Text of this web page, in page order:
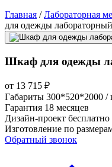
Главная / Лабораторная
для одежды
Шкаф для одежды
от 13 715 ₽
Габариты 300*520*2000 /
Гарантия 18 месяцев
Дизайн-проект бесплатно
Изготовление по
Обратный звонок